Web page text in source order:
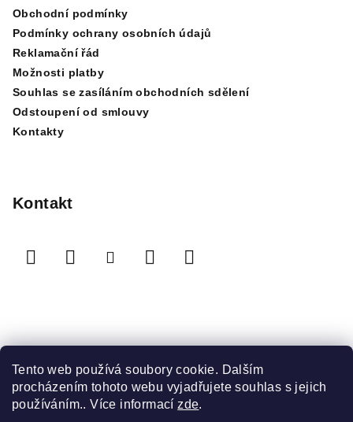
Tento web používá soubory cookie. Dalším
procházením tohoto webu vyjadřujete souhlas s jejich
používáním.. Více informacízde.
v
ý
Obchodní podmínky
Podmínky ochrany osobních údajů
Reklamační řád
Možnosti platby
Souhlas se zasíláním obchodních sdělení
Odstoupení od smlouvy
Kontakty
Kontakt
Přijímáme online platby